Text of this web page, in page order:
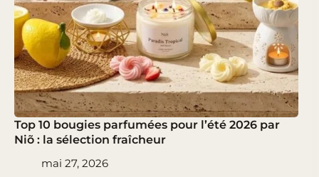
Top 10 bougies parfumées pour l’été 2026 par
Niõ : la sélection fraîcheur
mai 27, 2026